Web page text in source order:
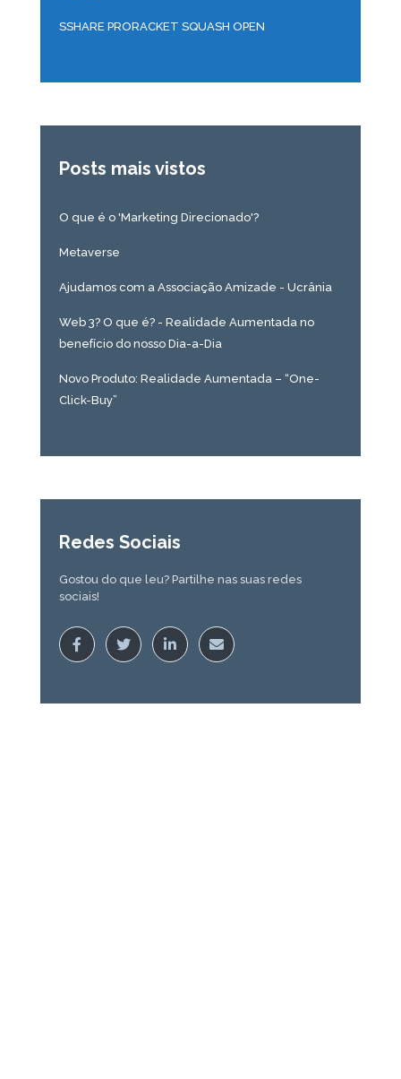
SSHARE PRORACKET SQUASH OPEN
Posts mais vistos
O que é o 'Marketing Direcionado'?
Metaverse
Ajudamos com a Associação Amizade - Ucrânia
Web 3? O que é? - Realidade Aumentada no
benefício do nosso Dia-a-Dia
Novo Produto: Realidade Aumentada – “One-
Click-Buy”
Redes Sociais
Gostou do que leu? Partilhe nas suas redes
sociais!